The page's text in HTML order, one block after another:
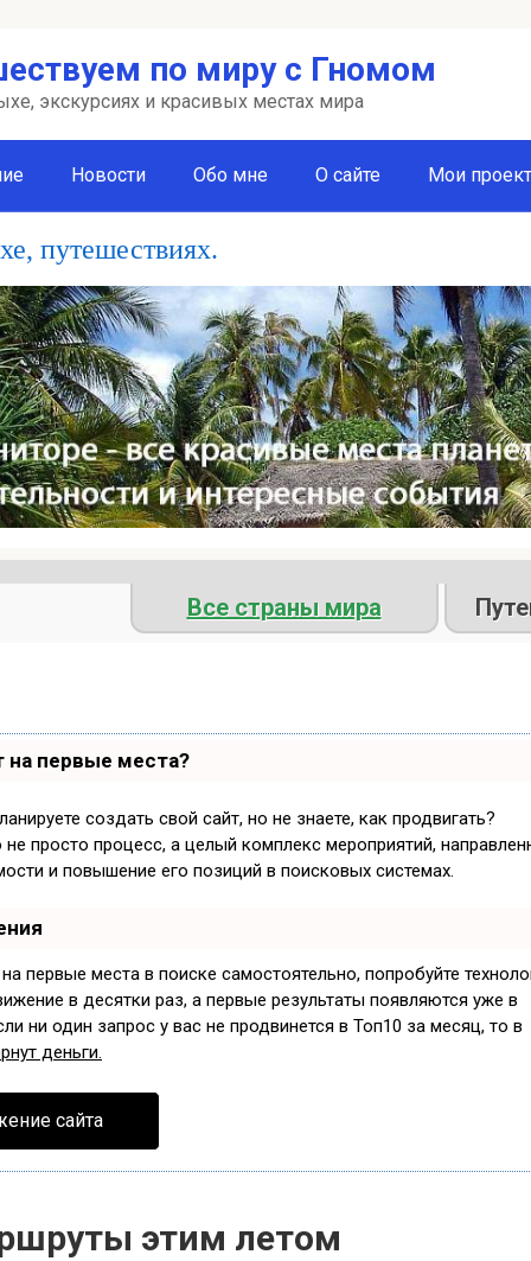
по миру с Гномом
экскурсиях и красивых местах мира
Новости Обо мне О сайте Мои
путешествиях.
Все страны мира
на первые места?
создать свой сайт, но не знаете, как продвигать?
просто процесс, а целый комплекс мероприятий,
и повышение его позиций в поисковых системах.
первые места в поиске самостоятельно, попробуйте
в десятки раз, а первые результаты появляются уже в
ни один запрос у вас не продвинется в Топ10 за месяц, то в
деньги.
сайта
этим летом